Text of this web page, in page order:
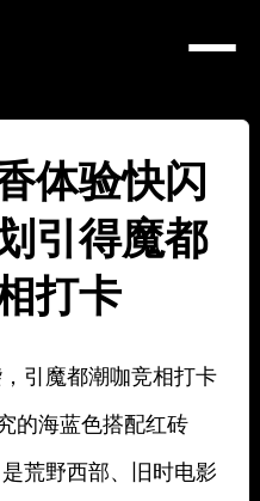
体验快闪
引得魔都
打卡
引魔都潮咖竞相打卡
的海蓝色搭配红砖
荒野西部、旧时电影